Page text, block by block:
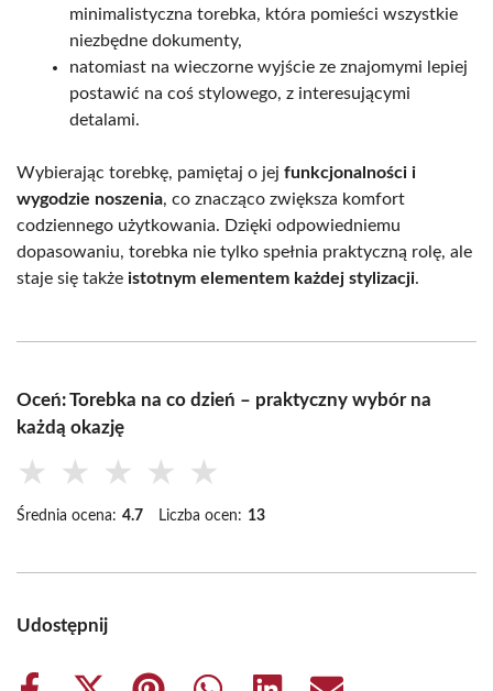
minimalistyczna torebka, która pomieści wszystkie
niezbędne dokumenty,
natomiast na wieczorne wyjście ze znajomymi lepiej
postawić na coś stylowego, z interesującymi
detalami.
Wybierając torebkę, pamiętaj o jej funkcjonalności i
wygodzie noszenia, co znacząco zwiększa komfort
codziennego użytkowania. Dzięki odpowiedniemu
dopasowaniu, torebka nie tylko spełnia praktyczną rolę, ale
staje się także istotnym elementem każdej stylizacji.
Oceń: Torebka na co dzień – praktyczny wybór na
każdą okazję
★ ★ ★ ★ ★
Średnia ocena: 4.7 Liczba ocen: 13
Udostępnij